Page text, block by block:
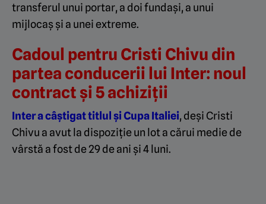
transferul unui portar, a doi fundași, a unui
mijlocaș și a unei extreme.
Cadoul pentru Cristi Chivu din
partea conducerii lui Inter: noul
contract și 5 achiziții
Inter a câștigat titlul și Cupa Italiei, deși Cristi
Chivu a avut la dispoziție un lot a cărui medie de
vârstă a fost de 29 de ani și 4 luni.